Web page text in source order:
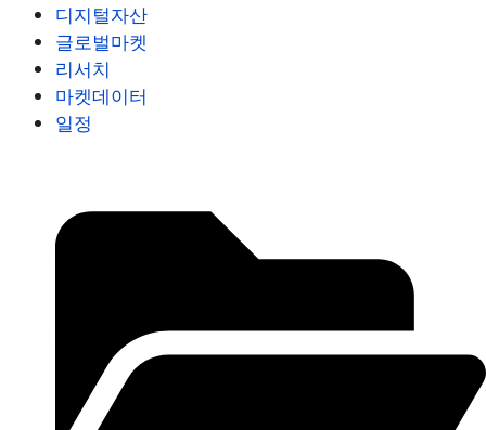
디지털자산
글로벌마켓
리서치
마켓데이터
일정